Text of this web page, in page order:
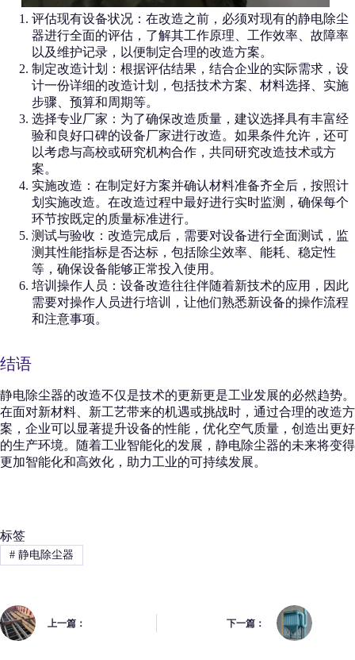
评估现有设备状况：在改造之前，必须对现有的静电除尘
器进行全面的评估，了解其工作原理、工作效率、故障率
以及维护记录，以便制定合理的改造方案。
制定改造计划：根据评估结果，结合企业的实际需求，设
计一份详细的改造计划，包括技术方案、材料选择、实施
步骤、预算和周期等。
选择专业厂家：为了确保改造质量，建议选择具有丰富经
验和良好口碑的设备厂家进行改造。如果条件允许，还可
以考虑与高校或研究机构合作，共同研究改造技术或方
案。
实施改造：在制定好方案并确认材料准备齐全后，按照计
划实施改造。在改造过程中最好进行实时监测，确保每个
环节按既定的质量标准进行。
测试与验收：改造完成后，需要对设备进行全面测试，监
测其性能指标是否达标，包括除尘效率、能耗、稳定性
等，确保设备能够正常投入使用。
培训操作人员：设备改造往往伴随着新技术的应用，因此
需要对操作人员进行培训，让他们熟悉新设备的操作流程
和注意事项。
结语
静电除尘器的改造不仅是技术的更新更是工业发展的必然趋势。
在面对新材料、新工艺带来的机遇或挑战时，通过合理的改造方
案，企业可以显著提升设备的性能，优化空气质量，创造出更好
的生产环境。随着工业智能化的发展，静电除尘器的未来将变得
更加智能化和高效化，助力工业的可持续发展。
标签
#静电除尘器
上一篇： 下一篇：